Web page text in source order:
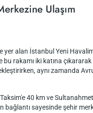
Ulaşım
alan İstanbul Yeni
rakamı iki katına
aynı zamanda
40 km ve
sayesinde şehir